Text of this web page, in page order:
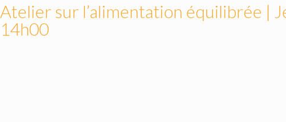
Atelier sur l’alimentation équilibrée |
14h00